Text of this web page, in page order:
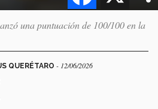
una puntuación de 100/100 en la
QUERÉTARO - 12/06/2026